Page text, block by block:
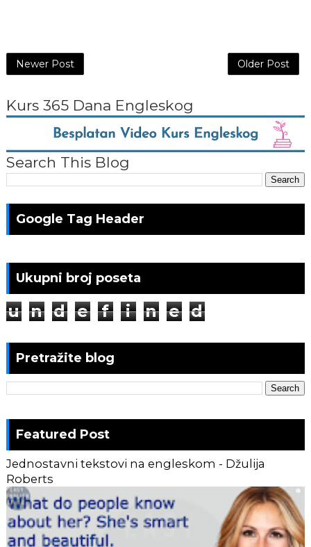
Newer Post Older Post
Kurs 365 Dana Engleskog
Search This Blog
Google Tag Header
Ukupni broj poseta
u n d e f i n e d
Pretražite blog
Featured Post
Jednostavni tekstovi na engleskom - Džulija
Roberts